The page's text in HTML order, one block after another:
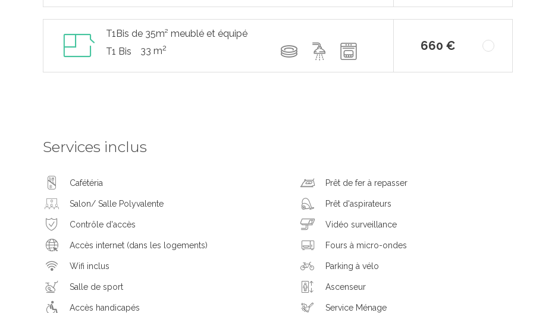
T1Bis de 35m² meublé et équipé
T1 Bis
33 m2 660 €
Services inclus
Cafétéria
Salon/ Salle Polyvalente
Contrôle d'accès
Accès internet (dans les logements)
Wifi inclus
Salle de sport
Accès handicapés
Prêt de fer à repasser
Prêt d'aspirateurs
Vidéo surveillance
Fours à micro-ondes
Parking à vélo
Ascenseur
Service Ménage